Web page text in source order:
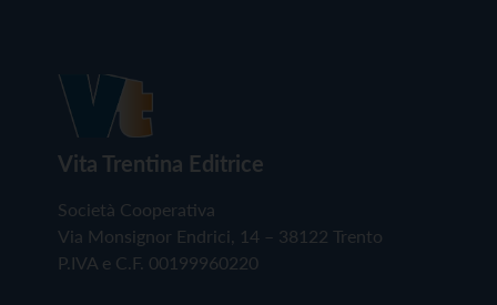
Vita Trentina Editrice
Società Cooperativa
Via Monsignor Endrici, 14 – 38122 Trento
P.IVA e C.F. 00199960220